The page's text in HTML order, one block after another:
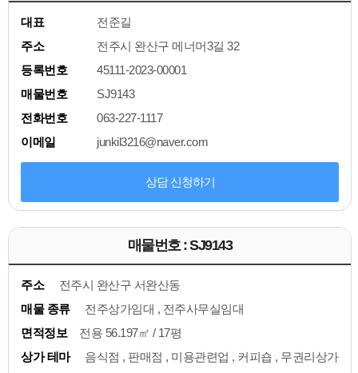
대표
전준길
주소
전주시 완산구 메너머3길 32
등록번호
45111-2023-00001
매물번호
SJ9143
전화번호
063-227-1117
이메일
junkil3216@naver.com
상담 신청하기
매물번호 : SJ9143
주소
전주시 완산구 서완산동
매물 종류
전주상가임대 , 전주사무실임대
면적정보
전용 56.197㎡ / 17평
상가 테마
음식점 , 판매점 , 미용관련업 , 커피숍 , 무권리상가